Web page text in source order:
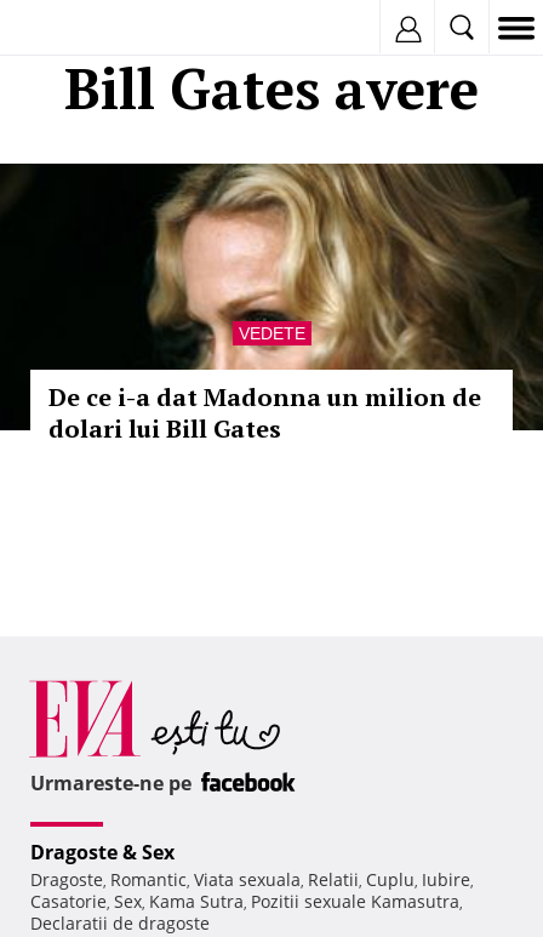
Bill Gates avere
VEDETE
De ce i-a dat Madonna un milion de
dolari lui Bill Gates
Urmareste-ne pe
Dragoste & Sex
Dragoste, Romantic, Viata sexuala, Relatii, Cuplu, Iubire,
Casatorie, Sex, Kama Sutra, Pozitii sexuale Kamasutra,
Declaratii de dragoste